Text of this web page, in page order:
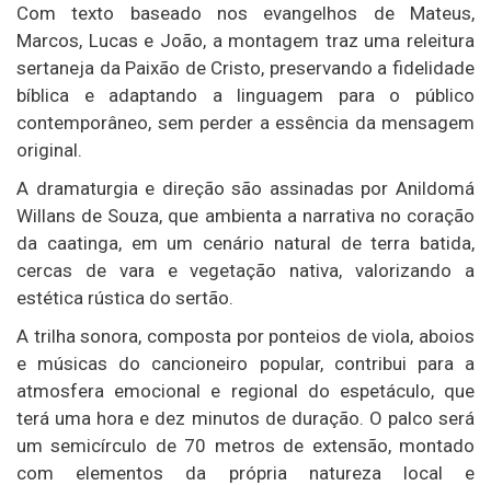
Com texto baseado nos evangelhos de Mateus,
Marcos, Lucas e João, a montagem traz uma releitura
sertaneja da Paixão de Cristo, preservando a fidelidade
bíblica e adaptando a linguagem para o público
contemporâneo, sem perder a essência da mensagem
original.
A dramaturgia e direção são assinadas por Anildomá
Willans de Souza, que ambienta a narrativa no coração
da caatinga, em um cenário natural de terra batida,
cercas de vara e vegetação nativa, valorizando a
estética rústica do sertão.
A trilha sonora, composta por ponteios de viola, aboios
e músicas do cancioneiro popular, contribui para a
atmosfera emocional e regional do espetáculo, que
terá uma hora e dez minutos de duração. O palco será
um semicírculo de 70 metros de extensão, montado
com elementos da própria natureza local e